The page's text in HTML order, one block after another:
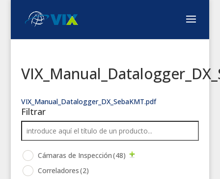
VIX_Manual_Datalogger_DX_SebaKMT.pdf
Filtrar
Cámaras de Inspección(48)
Correladores(2)